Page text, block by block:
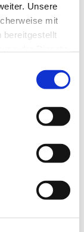
Unsere
mit
bereitgestellt